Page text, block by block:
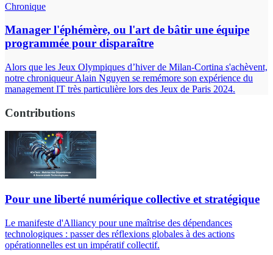
Chronique
Manager l'éphémère, ou l'art de bâtir une équipe
programmée pour disparaître
Alors que les Jeux Olympiques d’hiver de Milan-Cortina s'achèvent,
notre chroniqueur Alain Nguyen se remémore son expérience du
management IT très particulière lors des Jeux de Paris 2024.
Contributions
Pour une liberté numérique collective et stratégique
Le manifeste d'Alliancy pour une maîtrise des dépendances
technologiques : passer des réflexions globales à des actions
opérationnelles est un impératif collectif.